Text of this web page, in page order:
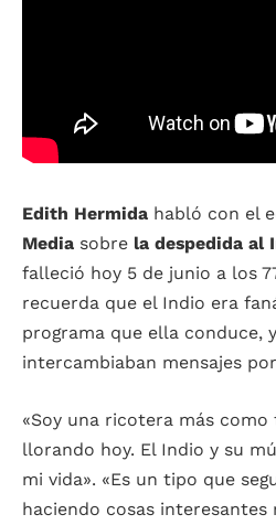
Edith Hermida habló con el
Media sobre la despedida al
falleció hoy 5 de junio a los
recuerda que el Indio era
programa que ella conduce,
intercambiaban mensajes
«Soy una ricotera más
llorando hoy. El Indio y su
mi vida». «Es un tipo que
haciendo cosas interesantes